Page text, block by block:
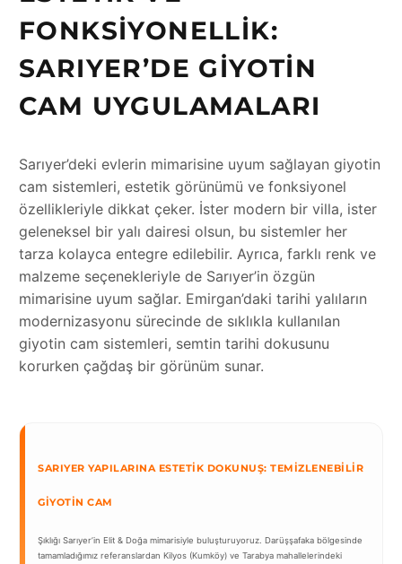
FONKSIYONELLIK:
SARIYER’DE GIYOTIN
CAM UYGULAMALARI
Sarıyer’deki evlerin mimarisine uyum sağlayan giyotin
cam sistemleri, estetik görünümü ve fonksiyonel
özellikleriyle dikkat çeker. İster modern bir villa, ister
geleneksel bir yalı dairesi olsun, bu sistemler her
tarza kolayca entegre edilebilir. Ayrıca, farklı renk ve
malzeme seçenekleriyle de Sarıyer’in özgün
mimarisine uyum sağlar. Emirgan’daki tarihi yalıların
modernizasyonu sürecinde de sıklıkla kullanılan
giyotin cam sistemleri, semtin tarihi dokusunu
korurken çağdaş bir görünüm sunar.
SARIYER YAPILARINA ESTETIK DOKUNUŞ: TEMIZLENEBILIR
GIYOTIN CAM
Şıklığı Sarıyer’in Elit & Doğa mimarisiyle buluşturuyoruz. Darüşşafaka bölgesinde
tamamladığımız referanslardan Kilyos (Kumköy) ve Tarabya mahallelerindeki